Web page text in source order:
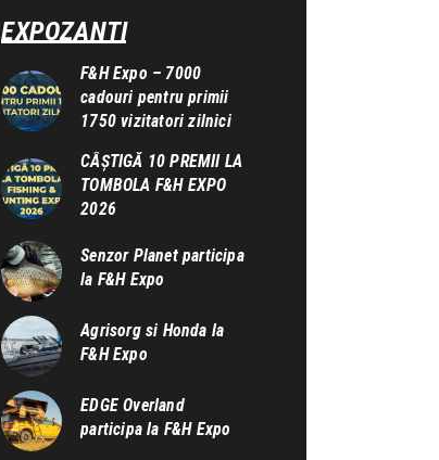
EXPOZANTI
F&H Expo – 7000
cadouri pentru primii
1750 vizitatori zilnici
CÂȘTIGĂ 10 PREMII LA
TOMBOLA F&H EXPO
2026
Senzor Planet participa
la F&H Expo
Agrisorg si Honda la
F&H Expo
EDGE Overland
participa la F&H Expo